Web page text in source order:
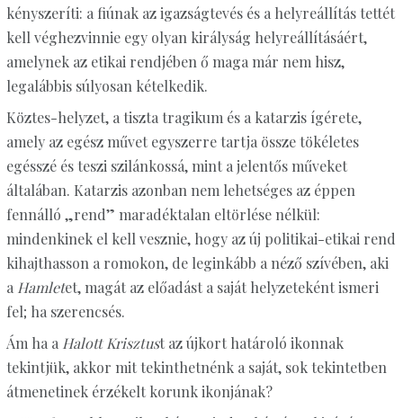
kényszeríti: a fiúnak az igazságtevés és a helyreállítás tettét
kell véghezvinnie egy olyan királyság helyreállításáért,
amelynek az etikai rendjében ő maga már nem hisz,
legalábbis súlyosan kételkedik.
Köztes-helyzet, a tiszta tragikum és a katarzis ígérete,
amely az egész művet egyszerre tartja össze tökéletes
egésszé és teszi szilánkossá, mint a jelentős műveket
általában. Katarzis azonban nem lehetséges az éppen
fennálló „rend” maradéktalan eltörlése nélkül:
mindenkinek el kell vesznie, hogy az új politikai-etikai rend
kihajthasson a romokon, de leginkább a néző szívében, aki
a Hamletet, magát az előadást a saját helyzeteként ismeri
fel; ha szerencsés.
Ám ha a Halott Krisztust az újkort határoló ikonnak
tekintjük, akkor mit tekinthetnénk a saját, sok tekintetben
átmenetinek érzékelt korunk ikonjának?